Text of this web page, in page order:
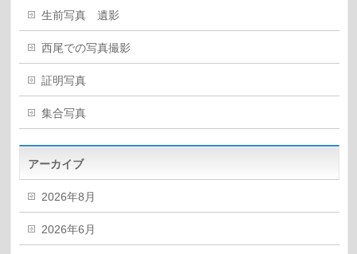
生前写真 遺影
西尾での写真撮影
証明写真
集合写真
アーカイブ
2026年8月
2026年6月